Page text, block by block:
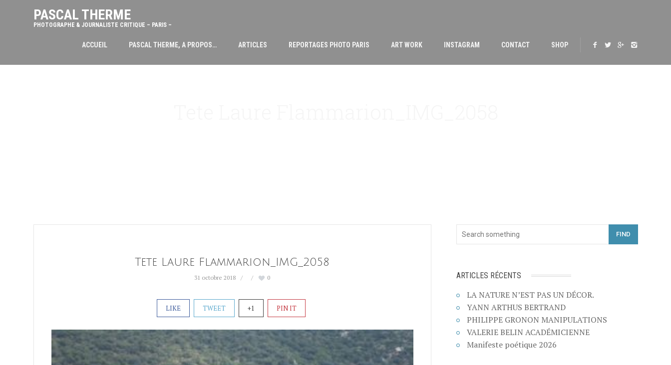
PASCAL THERME
PHOTOGRAPHE & JOURNALISTE CRITIQUE – PARIS –
ACCUEIL PASCAL THERME, A PROPOS… ARTICLES REPORTAGES PHOTO PARIS ART WORK INSTAGRAM CONTACT SHOP
Tete Laure Flammarion_IMG_2058
31 octobre 2018 0
LIKE TWEET +1 PIN IT
FIND
ARTICLES RÉCENTS
LA NATURE N’EST PAS UN DÉCOR.
YANN ARTHUS BERTRAND
PHILIPPE GRONON MANIPULATIONS
VALERIE BELIN ACADÉMICIENNE
Manifeste poétique 2026